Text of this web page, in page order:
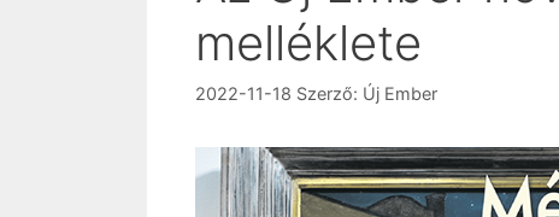
melléklete
2022-11-18 Szerző: Új Ember